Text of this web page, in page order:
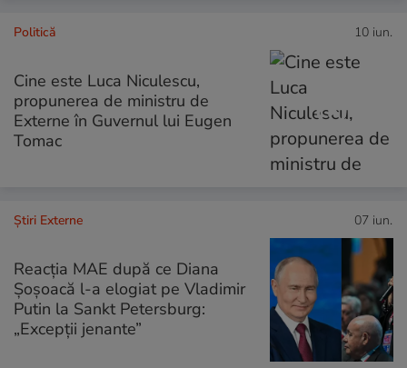
Politică 10 iun.
Cine este Luca Niculescu,
propunerea de ministru de
Externe în Guvernul lui Eugen
Tomac
Știri Externe 07 iun.
Reacția MAE după ce Diana
Șoșoacă l-a elogiat pe Vladimir
Putin la Sankt Petersburg:
„Excepții jenante”